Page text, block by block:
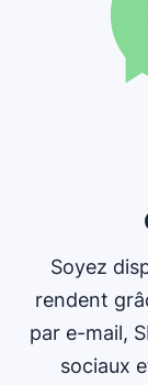
Soyez
rendent
par e-mail,
sociaux